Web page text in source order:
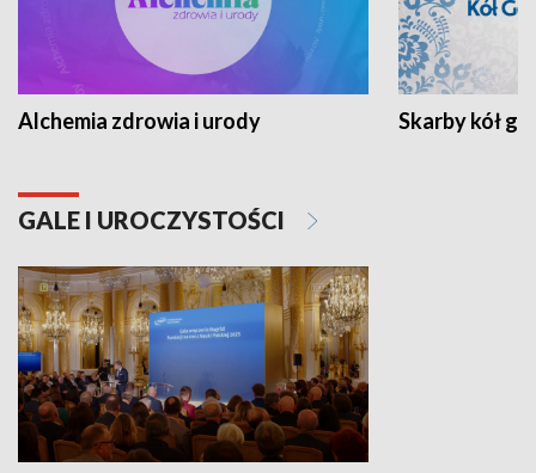
Alchemia zdrowia i urody Skarby kół
GALE I UROCZYSTOŚCI